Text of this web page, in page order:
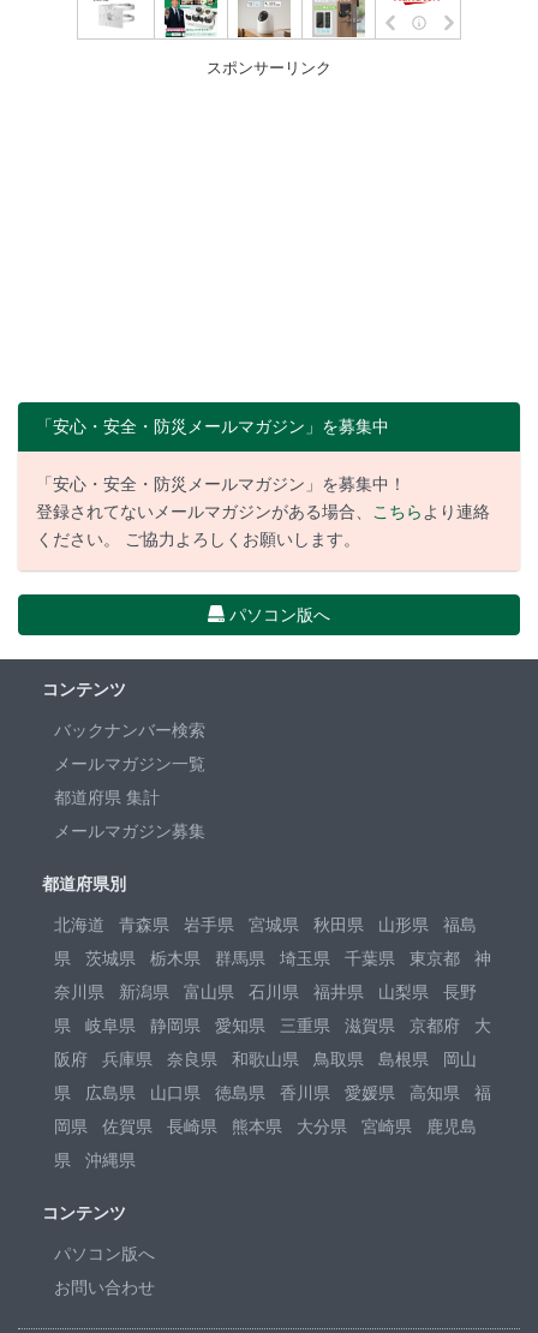
スポンサーリンク
「安心・安全・防災メールマガジン」を募集中
「安心・安全・防災メールマガジン」を募集中！
登録されてないメールマガジンがある場合、 こちらより連絡
ください。 ご協力よろしくお願いします。
パソコン版へ
コンテンツ
バックナンバー検索
メールマガジン一覧
都道府県 集計
メールマガジン募集
都道府県別
北海道
青森県 岩手県 宮城県 秋田県 山形県
福島
県
茨城県 栃木県 群馬県 埼玉県 千葉県 東京都
神
奈川県
新潟県 富山県 石川県 福井県 山梨県
長野
県
岐阜県 静岡県 愛知県 三重県 滋賀県 京都府
大
阪府
兵庫県 奈良県 和歌山県 鳥取県 島根県
岡山
県
広島県 山口県 徳島県 香川県 愛媛県 高知県
福
岡県
佐賀県 長崎県 熊本県 大分県 宮崎県
鹿児島
県
沖縄県
コンテンツ
パソコン版へ
お問い合わせ